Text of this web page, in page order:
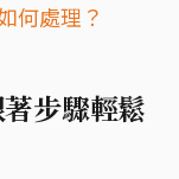
何處理？
步驟輕鬆